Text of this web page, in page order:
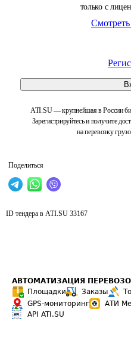
только с
ATI.SU — крупнейшая в России
Зарегистрируйтесь и получите
на перевозку
Поделиться
ID тендера в ATI.SU 33167
АВТОМАТИЗАЦИЯ
Площадки
Заказы
GPS-мониторинг
АТИ
API ATI.SU